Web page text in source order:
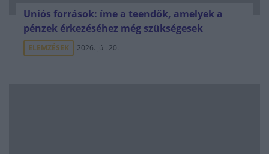
Uniós források: íme a teendők, amelyek a
pénzek érkezéséhez még szükségesek
ELEMZÉSEK 2026. júl. 20.